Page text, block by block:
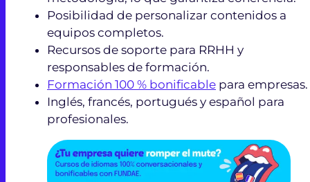
Posibilidad de personalizar contenidos a
equipos completos.
Recursos de soporte para RRHH y
responsables de formación.
Formación 100 % bonificable para empresas.
Inglés, francés, portugués y español para
profesionales.